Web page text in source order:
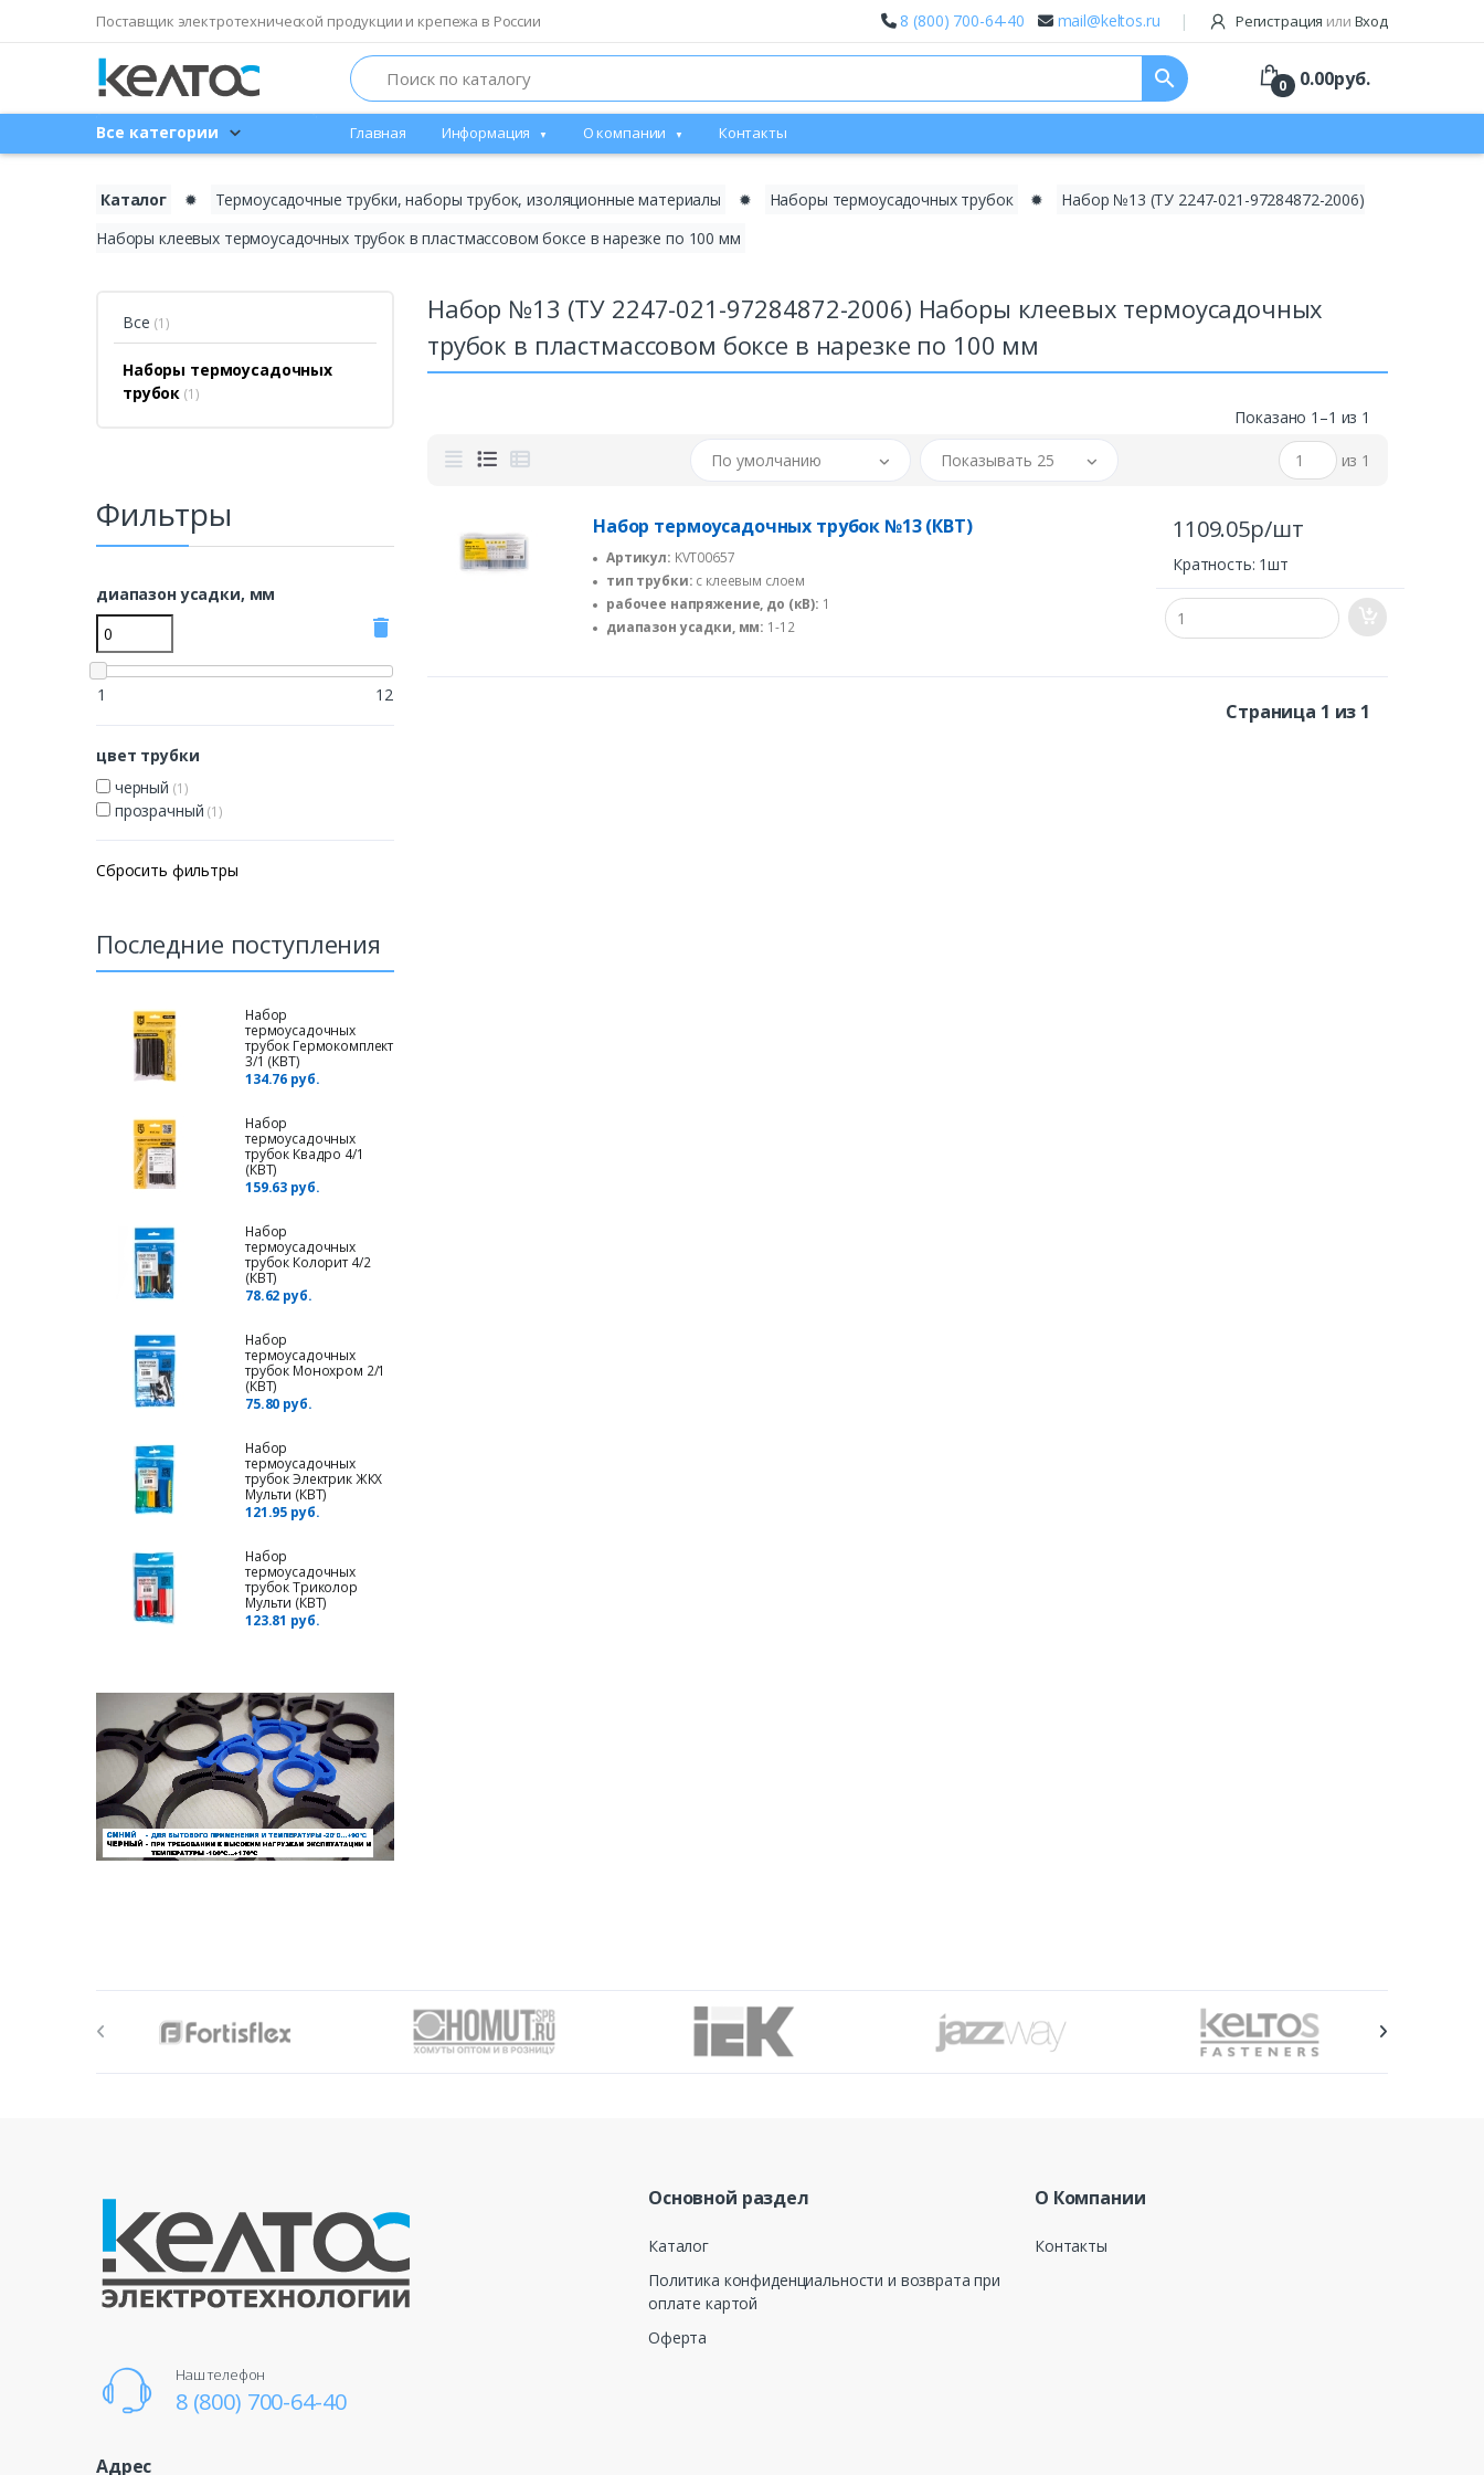
Поставщик электротехнической продукции и крепежа в России 8 (800) 700-64-40 mail@keltos.ru Регистрация или Вход
Search search 0 0.00руб.
Все категории Главная Информация О компании Контакты
Каталог ✹ Термоусадочные трубки, наборы трубок, изоляционные материалы ✹ Наборы термоусадочных трубок ✹
Набор №13 (ТУ 2247-021-97284872-2006)
Наборы клеевых термоусадочных трубок в пластмассовом боксе в нарезке по 100 мм
Все (1)
Наборы термоусадочных
трубок (1)
Фильтры
диапазон усадки, мм
delete
1 12
цвет трубки
черный (1)
прозрачный (1)
Сбросить фильтры
Последние поступления
Набор
термоусадочных
трубок Гермокомплект
3/1 (КВТ)
134.76 руб.
Набор
термоусадочных
трубок Квадро 4/1
(КВТ)
159.63 руб.
Набор
термоусадочных
трубок Колорит 4/2
(КВТ)
78.62 руб.
Набор
термоусадочных
трубок Монохром 2/1
(КВТ)
75.80 руб.
Набор
термоусадочных
трубок Электрик ЖКХ
Мульти (КВТ)
121.95 руб.
Набор
термоусадочных
трубок Триколор
Мульти (КВТ)
123.81 руб.
Набор №13 (ТУ 2247-021-97284872-2006) Наборы клеевых термоусадочных
трубок в пластмассовом боксе в нарезке по 100 мм
Показано 1–1 из 1
По умолчанию Показывать 25 из 1
Набор термоусадочных трубок №13 (КВТ)
Артикул: KVT00657
тип трубки: с клеевым слоем
рабочее напряжение, до (кВ): 1
диапазон усадки, мм: 1-12
1109.05р/шт
Кратность: 1шт
Страница 1 из 1
Наш телефон
8 (800) 700-64-40
Адрес
Основной раздел
Каталог
Политика конфиденциальности и возврата при
оплате картой
Оферта
О Компании
Контакты